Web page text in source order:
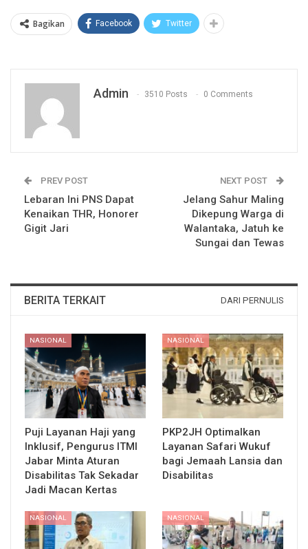
Bagikan Facebook Twitter
Admin 3510 Posts 0 Comments
PREV POST
Lebaran Ini PNS Dapat
Kenaikan THR, Honorer
Gigit Jari
NEXT POST
Jelang Sahur Maling
Dikepung Warga di
Walantaka, Jatuh ke
Sungai dan Tewas
BERITA TERKAIT DARI PERNULIS
NASIONAL
Puji Layanan Haji yang
Inklusif, Pengurus ITMI
Jabar Minta Aturan
Disabilitas Tak Sekadar
Jadi Macan Kertas
NASIONAL
PKP2JH Optimalkan
Layanan Safari Wukuf
bagi Jemaah Lansia dan
Disabilitas
NASIONAL NASIONAL